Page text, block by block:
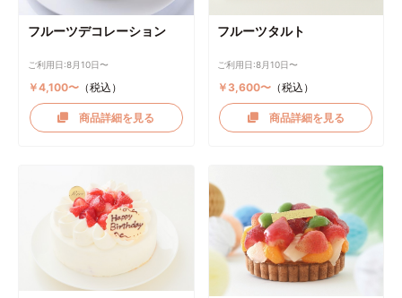
フルーツデコレーション
ご利用日:8月10日〜
￥4,100〜（税込）
商品詳細を見る
フルーツタルト
ご利用日:8月10日〜
￥3,600〜 （税込）
商品詳細を見る